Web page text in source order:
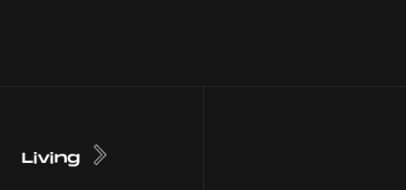
Living